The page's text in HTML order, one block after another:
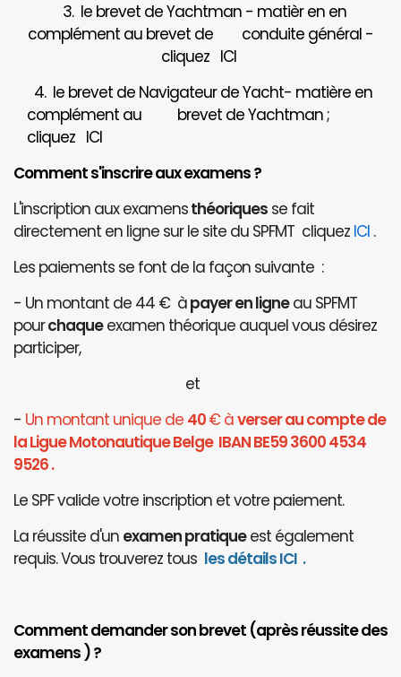
3. le brevet de Yachtman - matièr en en
complément au brevet de
conduite général -
cliquez ICI
4. le brevet de Navigateur de Yacht- matière en
complément au brevet de Yachtman ;
cliquez ICI
Comment s'inscrire aux examens ?
L'inscription aux examensthéoriques se fait
directement en ligne sur le site du SPFMT cliquez ICI .
Les paiements se font de la façon suivante :
- Un montant de 44 € àpayer en ligneau SPFMT
pourchaqueexamen théorique auquel vous désirez
participer,
et
- Un montant unique de 40€ àverser au compte de
la Ligue Motonautique Belge IBAN BE59 3600 4534
9526 .
Le SPF valide votre inscription et votre paiement.
La réussite d'un examen pratiqueest également
requis. Vous trouverez tous les détails ICI .
Comment demander son brevet (après réussite des
examens ) ?